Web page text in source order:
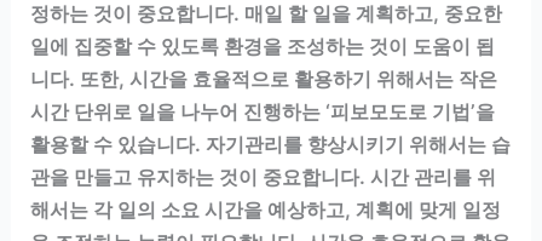
정하는 것이 중요합니다. 매일 할 일을 계획하고, 중요한
일에 집중할 수 있도록 환경을 조성하는 것이 도움이 됩
니다. 또한, 시간을 효율적으로 활용하기 위해서는 작은
시간 단위로 일을 나누어 진행하는 ‘피보모도로 기법’을
활용할 수 있습니다. 자기관리를 향상시키기 위해서는 습
관을 만들고 유지하는 것이 중요합니다. 시간 관리를 위
해서는 각 일의 소요 시간을 예상하고, 계획에 맞게 일정